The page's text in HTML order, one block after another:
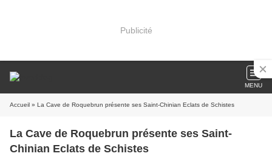
Publicité
MENU
Accueil » La Cave de Roquebrun présente ses Saint-Chinian Eclats de Schistes
La Cave de Roquebrun présente ses Saint-
Chinian Eclats de Schistes